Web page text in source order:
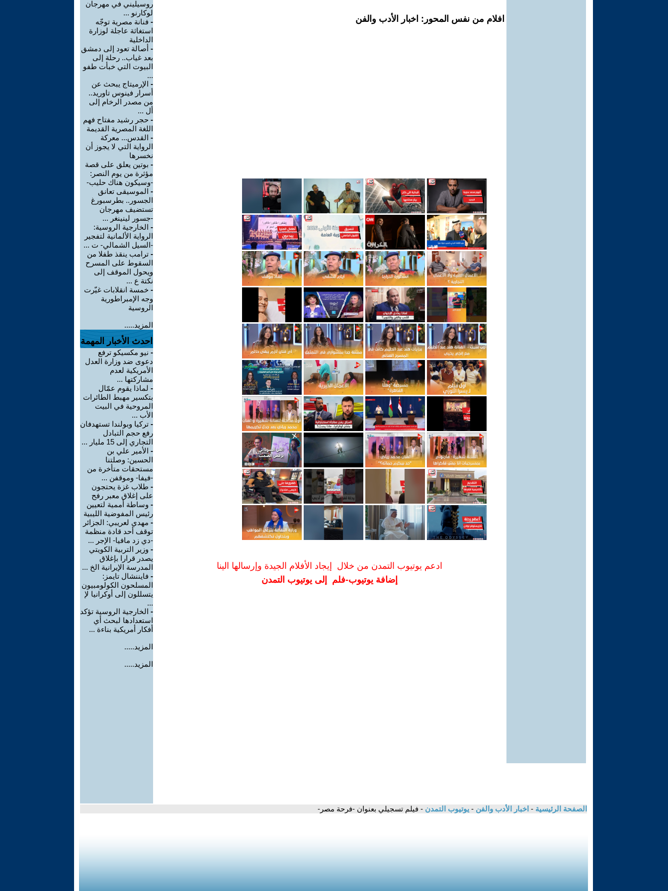
افلام من نفس المحور: اخبار الأدب والفن
ادعم يوتيوب التمدن من خلال إيجاد الأفلام الجيدة وإرسالها الينا
إضافة يوتيوب-فلم إلى يوتيوب التمدن
روسيليني في مهرجان
لوكارنو ...
- فنانة مصرية توجّه
استغاثة عاجلة لوزارة
الداخلية
- أصالة تعود إلى دمشق
بعد غياب.. رحلة إلى
البيوت التي خبأت طفو
...
- الإرميتاج يبحث عن
أسرار فينوس تاوريد..
من مصدر الرخام إلى
أل ...
- حجر رشيد مفتاح فهم
اللغة المصرية القديمة
- القدس... معركة
الرواية التي لا يجوز أن
نخسرها
- بوتين يعلق على قصة
مؤثرة من يوم النصر:
-وسيكون هناك حليب-
- الموسيقى تعانق
الجسور.. بطرسبورغ
تستضيف مهرجان
-جسور لينينغر ...
- الخارجية الروسية:
الرواية الألمانية لتفجير
-السيل الشمالي- ت ...
- ترامب ينقذ طفلا من
السقوط على المسرح
ويحول الموقف إلى
نكتة ع ...
- خمسة انقلابات غيّرت
وجه الإمبراطورية
الروسية
المزيد.....
احدث الأخبار المهمة
- نيو مكسيكو ترفع
دعوى ضد وزارة العدل
الأمريكية لعدم
مشاركتها ...
- لماذا يقوم عمّال
بتكسير مهبط الطائرات
المروحية في البيت
الأب ...
- تركيا وبولندا تستهدفان
رفع حجم التبادل
التجاري إلى 15 مليار ...
- الأمير علي بن
الحسين: وصلتنا
مستحقات متأخرة من
-فيفا- وموقفن ...
- طلاب غزة يحتجون
على إغلاق معبر رفح
- وساطة أممية لتعيين
رئيس المفوضية الليبية
- مهدي لعريبي: الجزائر
توقف أحد قادة منظمة
-دي زد مافيا- الإجر ...
- وزير التربية الكويتي
يصدر قرارا بإغلاق
المدرسة الإيرانية الخ ...
- فايننشال تايمز:
المسلحون الكولومبيون
يتسللون إلى أوكرانيا لإ
...
- الخارجية الروسية تؤكد
استعدادها لبحث أي
أفكار أمريكية بناءة ...
المزيد.....
المزيد.....
الصفحة الرئيسية - اخبار الأدب والفن - يوتيوب التمدن - فيلم تسجيلي بعنوان -فرحة مصر-